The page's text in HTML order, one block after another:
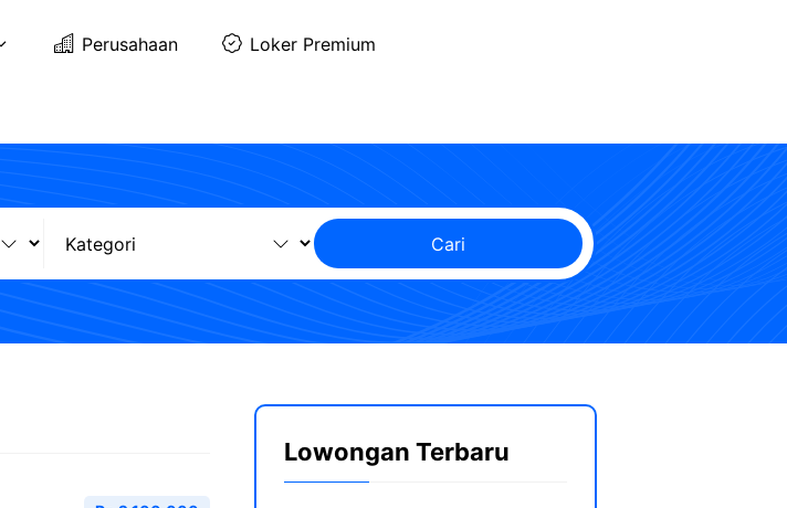
Perusahaan Loker Premium
Cari
Lowongan Terbaru